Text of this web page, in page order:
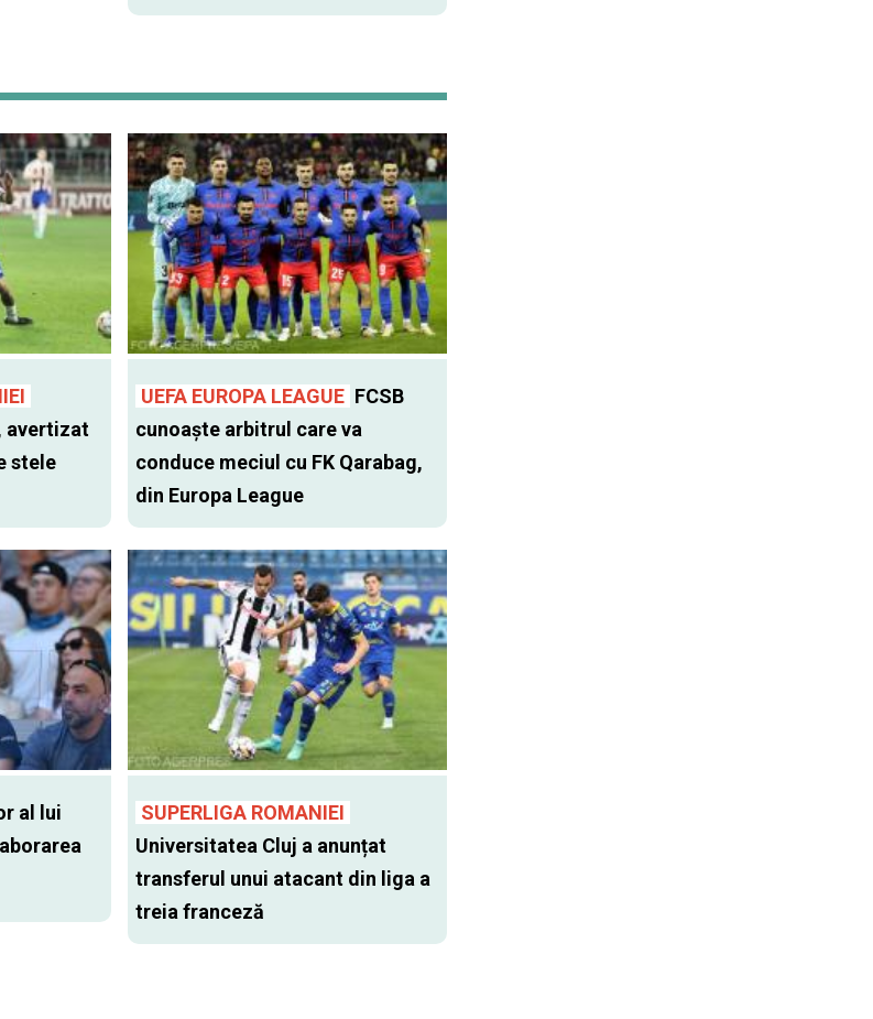
avertizat
stele
UEFA EUROPA LEAGUE FCSB
cunoaște arbitrul care va
conduce meciul cu FK Qarabag,
din Europa League
al lui
SUPERLIGA ROMANIEI
Universitatea Cluj a anunțat
transferul unui atacant din liga a
treia franceză